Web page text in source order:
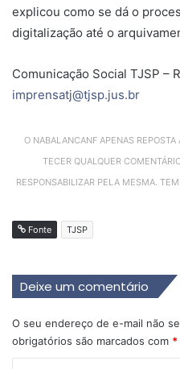
explicou como se dá o
digitalização até o
Comunicação Social TJSP –
imprensatj@tjsp.jus.br
O NABALANCANF APENAS
TECER QUALQUER
RESPONSABILIZAR PELA MESMA.
Fonte TJSP
Deixe um comentário
O seu endereço de e-mail não
obrigatórios são marcados com *